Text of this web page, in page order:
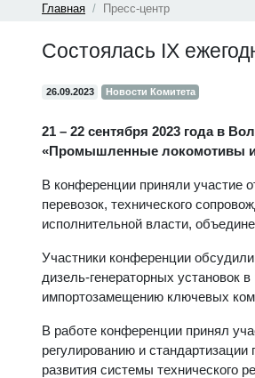
Главная
Пресс-центр
Состоялась IX
26.09.2023 Новости Комитета
21 – 22 сентября 2023 года в
«Промышленные локомотивы и
В конференции приняли участие
перевозок, технического
исполнительной власти,
Участники конференции
дизель-генераторных
импортозамещению ключевых
В работе конференции принял
регулированию и
развития системы технического